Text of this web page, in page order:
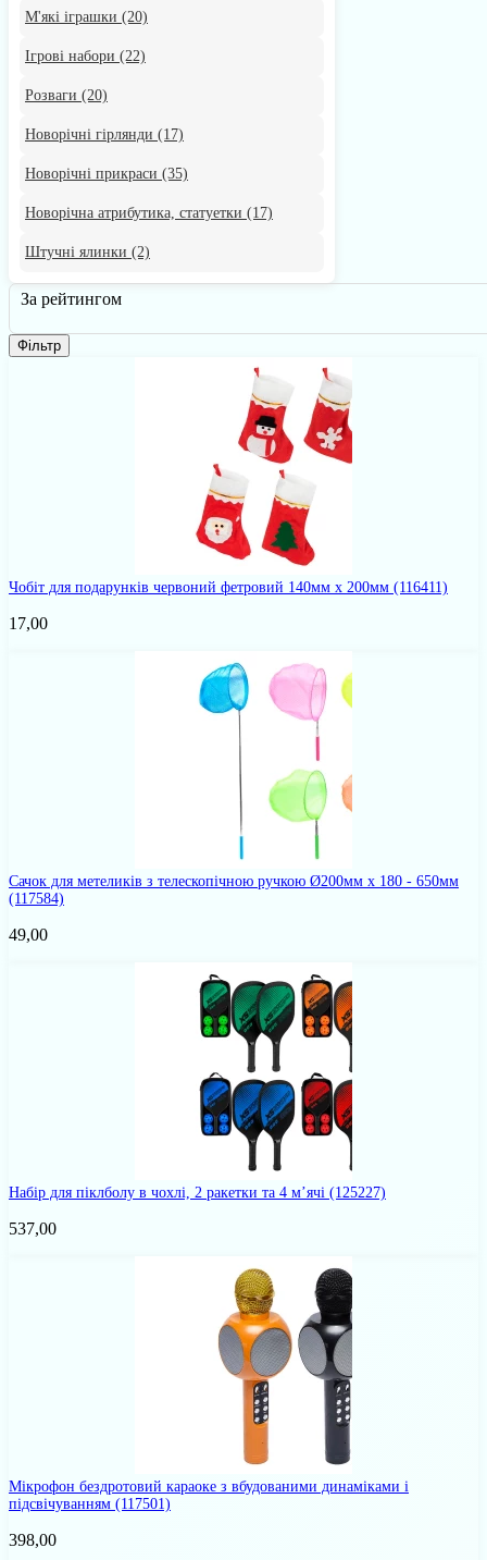
М'які іграшки (20)
Ігрові набори (22)
Розваги (20)
Новорічні гірлянди (17)
Новорічні прикраси (35)
Новорічна атрибутика, статуетки (17)
Штучні ялинки (2)
За рейтингом
Фільтр
Чобіт для подарунків червоний фетровий 140мм х 200мм (116411)
17,00
Сачок для метеликів з телескопічною ручкою Ø200мм х 180 - 650мм
(117584)
49,00
Набір для піклболу в чохлі, 2 ракетки та 4 м’ячі (125227)
537,00
Мікрофон бездротовий караоке з вбудованими динаміками і
підсвічуванням (117501)
398,00